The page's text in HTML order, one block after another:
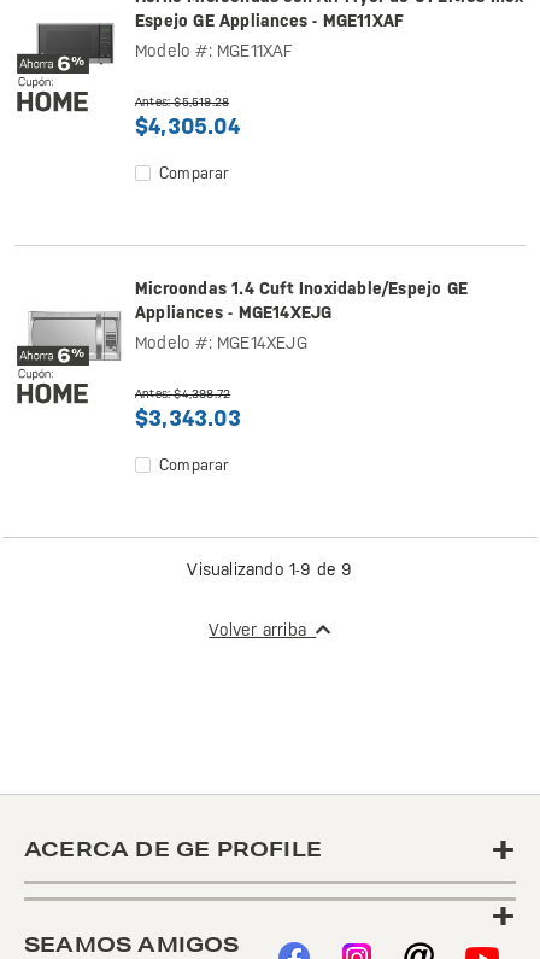
Espejo GE Appliances - MGE11XAF
Modelo #: MGE11XAF
Antes: $5,519.28
$4,305.04
Comparar
Microondas 1.4 Cuft Inoxidable/Espejo GE
Appliances - MGE14XEJG
Modelo #: MGE14XEJG
Antes: $4,398.72
$3,343.03
Comparar
Visualizando 1-9 de 9
Volver arriba
ACERCA DE GE PROFILE
+
+
SEAMOS AMIGOS